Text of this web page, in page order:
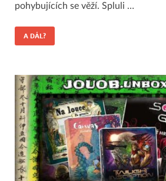
pohybujících se věží. Spluli …
A DÁL?